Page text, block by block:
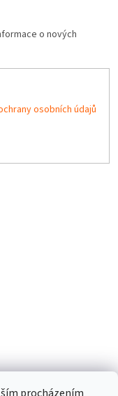
o nových
osobních údajů